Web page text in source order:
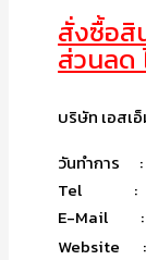
สั่งซื้อสิ
ส่วนลด
บริษัท เอสเ
วันทำการ :
Tel :
E-Mail :